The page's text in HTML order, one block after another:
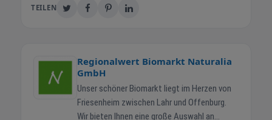
TEILEN
Regionalwert Biomarkt Naturalia
GmbH
Unser schöner Biomarkt liegt im Herzen von
Friesenheim zwischen Lahr und Offenburg.
Wir bieten Ihnen eine große Auswahl an